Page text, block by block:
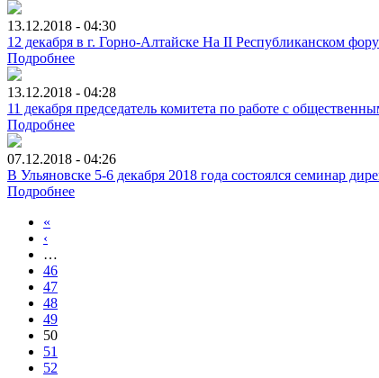
13.12.2018 - 04:30
12 декабря в г. Горно-Алтайске На II Республиканском
Подробнее
13.12.2018 - 04:28
11 декабря председатель комитета по работе с
Подробнее
07.12.2018 - 04:26
В Ульяновске 5-6 декабря 2018 года состоялся семинар
Подробнее
«
‹
…
46
47
48
49
50
51
52